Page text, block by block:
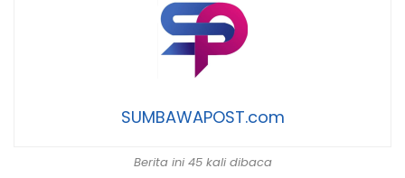
SUMBAWAPOST.com
Berita ini 45 kali dibaca